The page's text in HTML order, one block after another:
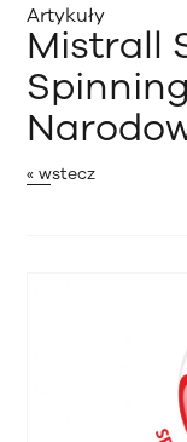
Artykuły
Mistrall
« wstecz